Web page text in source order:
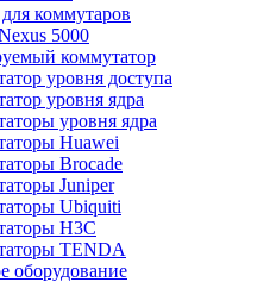
коммутаров
5000
коммутатор
уровня доступа
уровня ядра
уровня ядра
Huawei
Brocade
Juniper
Ubiquiti
H3C
TENDA
оборудование